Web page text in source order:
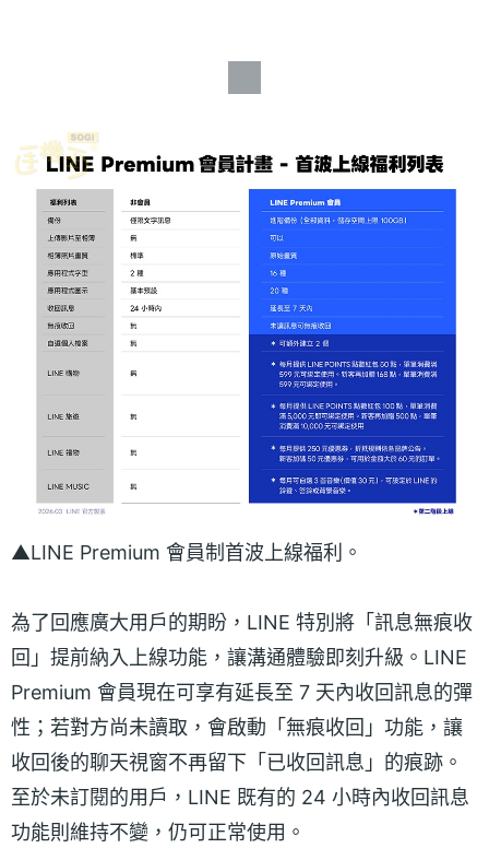
▲LINE Premium 會員制首波上線福利。
為了回應廣大用戶的期盼，LINE 特別將「訊息無痕收
回」提前納入上線功能，讓溝通體驗即刻升級。LINE
Premium 會員現在可享有延長至 7 天內收回訊息的彈
性；若對方尚未讀取，會啟動「無痕收回」功能，讓
收回後的聊天視窗不再留下「已收回訊息」的痕跡。
至於未訂閱的用戶，LINE 既有的 24 小時內收回訊息
功能則維持不變，仍可正常使用。